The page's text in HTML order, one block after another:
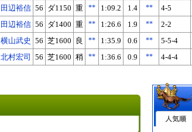
田辺裕信 56 ダ1150 重 ** 1:09.2 1.4 ** 4-5
田辺裕信 56 ダ1400 重 ** 1:26.6 1.9 ** 2-2
横山武史 56 芝1600 良 ** 1:35.9 0.6 ** 5-5-4
北村宏司 56 芝1600 稍 ** 1:36.6 0.9 ** 4-4-4